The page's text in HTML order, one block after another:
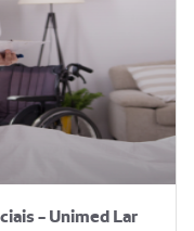
- Unimed Lar